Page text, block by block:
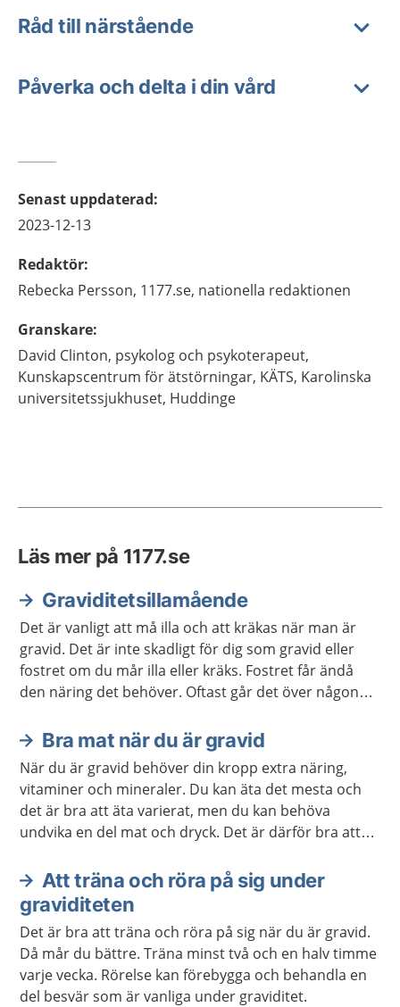
Råd till närstående
Påverka och delta i din vård
Senast uppdaterad:
2023-12-13
Redaktör:
Rebecka Persson, 1177.se, nationella redaktionen
Granskare:
David Clinton, psykolog och psykoterapeut,
Kunskapscentrum för ätstörningar, KÄTS, Karolinska
universitetssjukhuset, Huddinge
Läs mer på 1177.se
Graviditetsillamående
Det är vanligt att må illa och att kräkas när man är
gravid. Det är inte skadligt för dig som gravid eller
fostret om du mår illa eller kräks. Fostret får ändå
den näring det behöver. Oftast går det över någon
hela graviditeten.
Bra mat när du är gravid
När du är gravid behöver din kropp extra näring,
vitaminer och mineraler. Du kan äta det mesta och
det är bra att äta varierat, men du kan behöva
undvika en del mat och dryck. Det är därför bra att
Att träna och röra på sig under
graviditeten
Det är bra att träna och röra på sig när du är gravid.
Då mår du bättre. Träna minst två och en halv timme
varje vecka. Rörelse kan förebygga och behandla en
del besvär som är vanliga under graviditet.